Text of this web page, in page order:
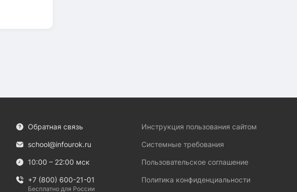
Обратная связь
school@infourok.ru
10:00 – 22:00 мск
+7 (800) 600-21-01
Бесплатно для России
Инструкция пользования сайтом
Системные требования
Пользовательское соглашение
Политика конфиденциальности